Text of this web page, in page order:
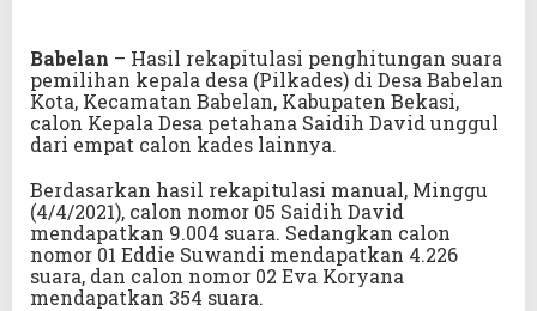
Babelan – Hasil rekapitulasi penghitungan suara
pemilihan kepala desa (Pilkades) di Desa Babelan
Kota, Kecamatan Babelan, Kabupaten Bekasi,
calon Kepala Desa petahana Saidih David unggul
dari empat calon kades lainnya.
Berdasarkan hasil rekapitulasi manual, Minggu
(4/4/2021), calon nomor 05 Saidih David
mendapatkan 9.004 suara. Sedangkan calon
nomor 01 Eddie Suwandi mendapatkan 4.226
suara, dan calon nomor 02 Eva Koryana
mendapatkan 354 suara.